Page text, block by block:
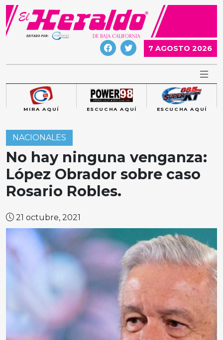
Skip
content
7 AGOSTO 2026
MIRA AQUÍ ESCUCHA AQUÍ ESCUCHA AQUÍ
NACIONALES
No hay ninguna venganza:
López Obrador sobre caso
Rosario Robles.
21 octubre, 2021